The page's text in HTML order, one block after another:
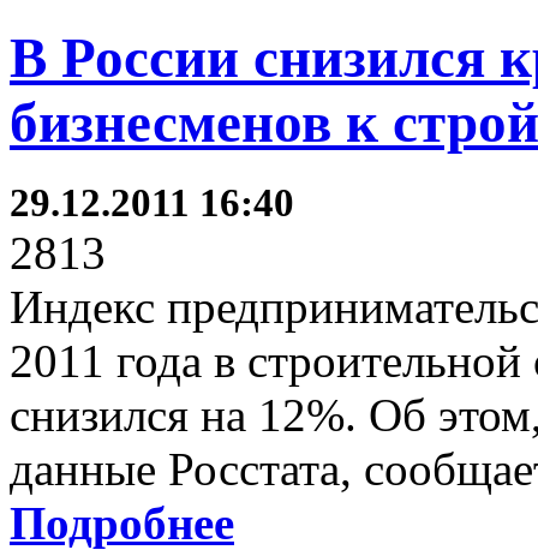
В России снизился
бизнесменов к
29.12.2011 16:40
2813
Индекс
2011 года в
снизился на 12%. Об
данные Росстата,
Подробнее